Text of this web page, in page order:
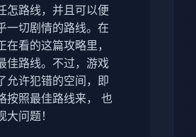
怎路线，并且可以便
一切剧情的路线。在
在看的这篇攻略里，
佳路线。不过，游戏
允许犯错的空间，即
按照最佳路线来， 也
大问题！